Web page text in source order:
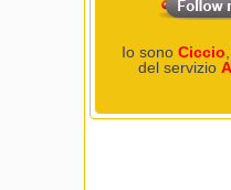
Io sono Ciccio
del servizio